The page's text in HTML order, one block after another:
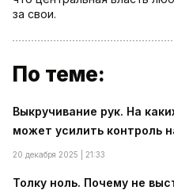
за свои.
По теме:
Выкручивание рук. На
может усилить контроль
20 декабря 2025 | 21:33
Толку ноль. Почему не